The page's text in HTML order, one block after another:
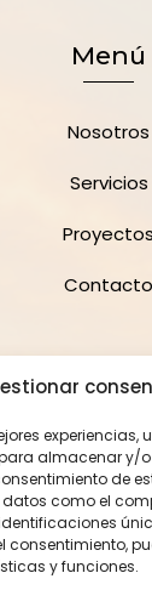
almacenar y/
de
como el
consentimiento,
y funciones.
Menú
Nosotros
Servicios
Proyectos
Contacto
a la